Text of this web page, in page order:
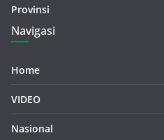
Provinsi
Navigasi
Home
VIDEO
Nasional